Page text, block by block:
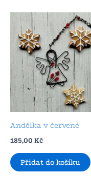
Andělka v červené
185,00 Kč
Přidat do košíku